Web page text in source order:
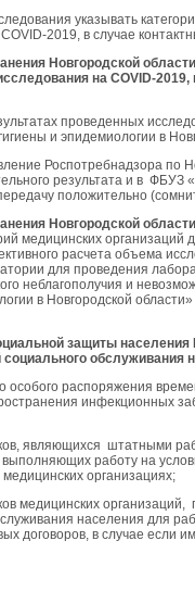
указывать
2019, в случае
Новгородской
на COVID-2019,
проведенных
и эпидемиологии в
Роспотребнадзора по
результата и в ФБУЗ
положительно
Новгородской области
медицинских
расчета объема
для проведения
неблагополучия и
в Новгородской
защиты
обслуживания
особого распоряжения
инфекционных
являющихся штатными
работу на
организациях;
медицинских
населения для
договоров, в случае если